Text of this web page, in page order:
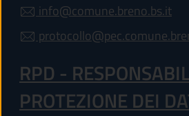
info@comune.breno.bs.it
RPD -
PROTEZIONE DEI